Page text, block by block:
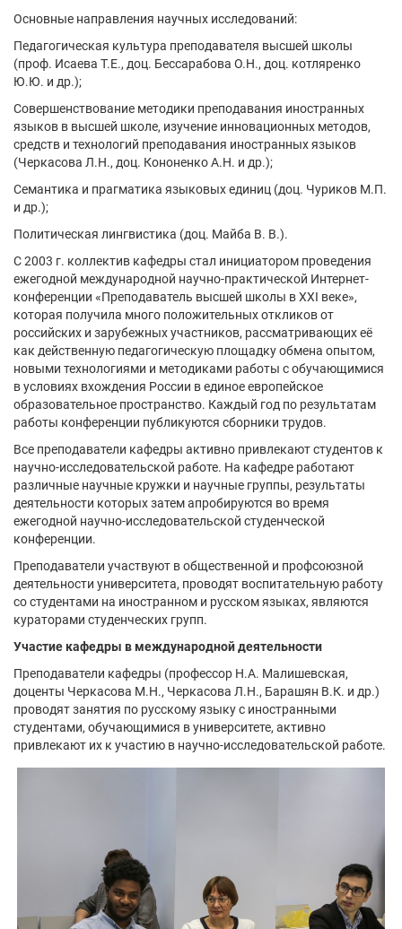
Основные направления научных исследований:
Педагогическая культура преподавателя высшей школы
(проф. Исаева Т.Е., доц. Бессарабова О.Н., доц. котляренко
Ю.Ю. и др.);
Совершенствование методики преподавания иностранных
языков в высшей школе, изучение инновационных методов,
средств и технологий преподавания иностранных языков
(Черкасова Л.Н., доц. Кононенко А.Н. и др.);
Семантика и прагматика языковых единиц (доц. Чуриков М.П.
и др.);
Политическая лингвистика (доц. Майба В. В.).
С 2003 г. коллектив кафедры стал инициатором проведения
ежегодной международной научно-практической Интернет-
конференции «Преподаватель высшей школы в XXI веке»,
которая получила много положительных откликов от
российских и зарубежных участников, рассматривающих её
как действенную педагогическую площадку обмена опытом,
новыми технологиями и методиками работы с обучающимися
в условиях вхождения России в единое европейское
образовательное пространство. Каждый год по результатам
работы конференции публикуются сборники трудов.
Все преподаватели кафедры активно привлекают студентов к
научно-исследовательской работе. На кафедре работают
различные научные кружки и научные группы, результаты
деятельности которых затем апробируются во время
ежегодной научно-исследовательской студенческой
конференции.
Преподаватели участвуют в общественной и профсоюзной
деятельности университета, проводят воспитательную работу
со студентами на иностранном и русском языках, являются
кураторами студенческих групп.
Участие кафедры в международной деятельности
Преподаватели кафедры (профессор Н.А. Малишевская,
доценты Черкасова М.Н., Черкасова Л.Н., Барашян В.К. и др.)
проводят занятия по русскому языку с иностранными
студентами, обучающимися в университете, активно
привлекают их к участию в научно-исследовательской работе.